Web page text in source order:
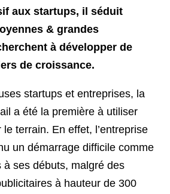
aux startups, il séduit
& grandes
à développer de
de croissance.
startups et entreprises, la
a été la première à utiliser
terrain. En effet, l’entreprise
un démarrage difficile comme
à ses débuts, malgré des
à hauteur de 300